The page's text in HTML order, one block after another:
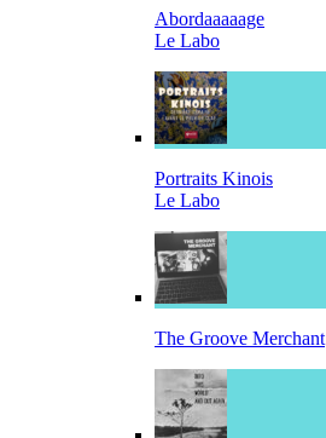
Abordaaaaage
Le Labo
Portraits Kinois
Le Labo
The Groove Merchant